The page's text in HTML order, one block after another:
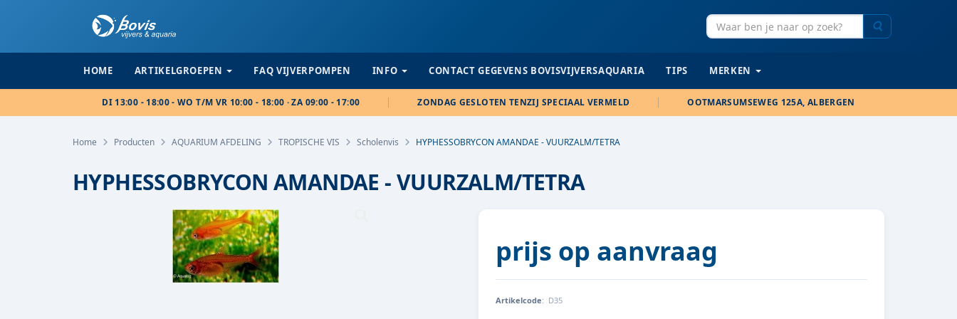
HOME ARTIKELGROEPEN FAQ VIJVERPOMPEN INFO CONTACT GEGEVENS BOVISVIJVERSAQUARIA TIPS MERKEN
DI 13:00 - 18:00 - WO T/M VR 10:00 - 18:00 · ZA 09:00 - 17:00 ZONDAG GESLOTEN TENZIJ SPECIAAL VERMELD OOTMARSUMSEWEG 125A, ALBERGEN
Home Producten AQUARIUM AFDELING TROPISCHE VIS Scholenvis HYPHESSOBRYCON AMANDAE - VUURZALM/TETRA
HYPHESSOBRYCON AMANDAE - VUURZALM/TETRA
prijs op aanvraag
Artikelcode: D35